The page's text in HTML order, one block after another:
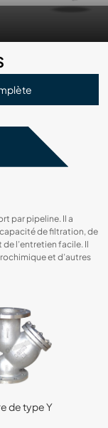
par pipeline. Il a
de filtration, de
l’entretien facile. Il
et d’autres
de type Y